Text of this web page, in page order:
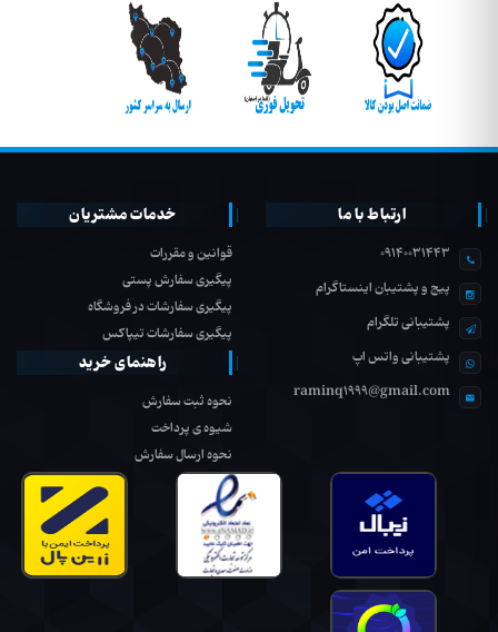
ارتباط با ما
09140031443
پیج و پشتیبان اینستاگرام
پشتیبانی تلگرام
پشتیبانی واتس اپ
raminq1999@gmail.com
خدمات مشتریان
قوانین و مقررات
پیگیری سفارش پستی
پیگیری سفارشات در فروشگاه
پیگیری سفارشات تیپاکس
راهنمای خرید
نحوه ثبت سفارش
شیوه ی پرداخت
نحوه ارسال سفارش